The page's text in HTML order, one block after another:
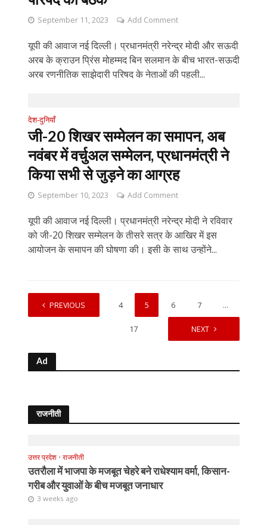
September 11, 2023 Add Comment
यूपी की आवाज नई दिल्ली। प्रधानमंत्री नरेन्द्र मोदी और सऊदी
अरब के क्राउन प्रिंस मोहम्मद बिन सलमान के बीच भारत-सऊदी
अरब रणनीतिक साझेदारी परिषद के नेताओं की पहली...
देश-दुनियाँ
जी-20 शिखर सम्मेलन का समापन, अब
नवंबर में वर्चुअल सम्मेलन, प्रधानमंत्री ने
किया सभी से जुड़ने का आग्रह
September 10, 2023 Add Comment
यूपी की आवाज नई दिल्ली। प्रधानमंत्री नरेन्द्र मोदी ने रविवार
को जी-20 शिखर सम्मेलन के तीसरे सत्र के आखिर में इस
आयोजन के समापन की घोषणा की। इसी के साथ उन्होंने...
PREVIOUS
1 … 4 5 6 7 …
17 NEXT
Ad
राजनीती
उत्तर प्रदेश • राजनीती
उतरौला में भाजपा के मजबूत चेहरे बने राधेश्याम वर्मा, किसान-
गरीब और युवाओं के बीच मजबूत जनाधार
3 weeks ago